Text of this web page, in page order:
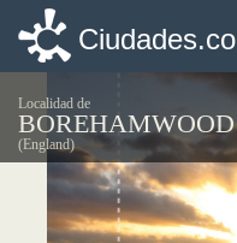
Ciudades.co
Localidad de
BOREHAMWOOD
(England)
Ciudades.co